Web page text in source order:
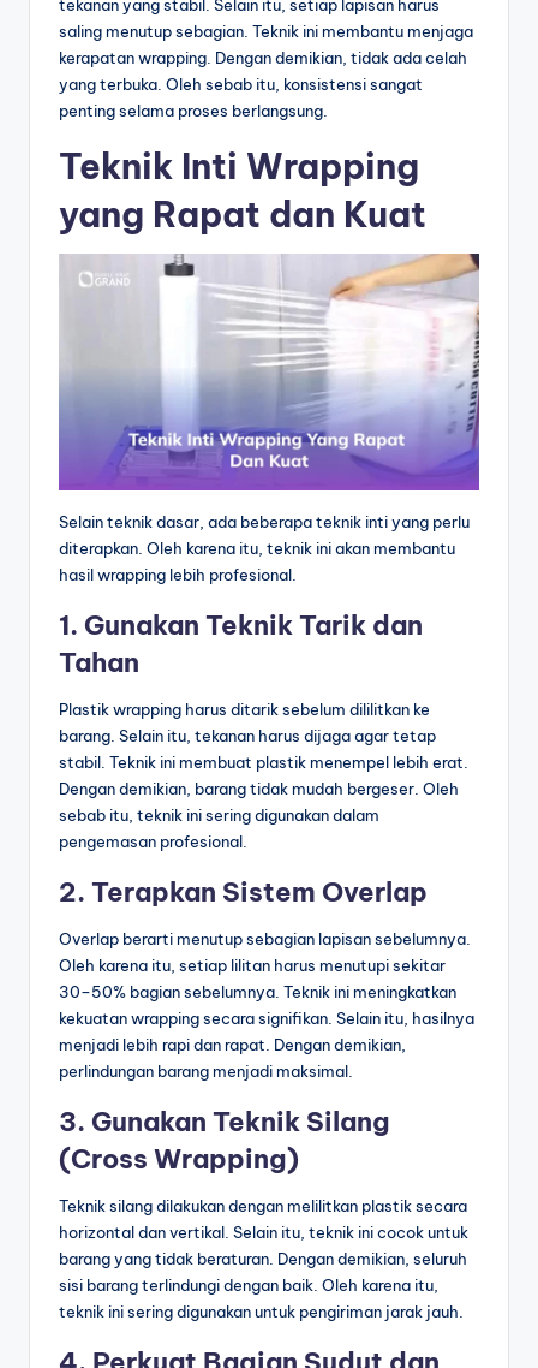
tekanan yang stabil. Selain itu, setiap lapisan harus
saling menutup sebagian. Teknik ini membantu menjaga
kerapatan wrapping. Dengan demikian, tidak ada celah
yang terbuka. Oleh sebab itu, konsistensi sangat
penting selama proses berlangsung.
Teknik Inti Wrapping
yang Rapat dan Kuat
Selain teknik dasar, ada beberapa teknik inti yang perlu
diterapkan. Oleh karena itu, teknik ini akan membantu
hasil wrapping lebih profesional.
1. Gunakan Teknik Tarik dan
Tahan
Plastik wrapping harus ditarik sebelum dililitkan ke
barang. Selain itu, tekanan harus dijaga agar tetap
stabil. Teknik ini membuat plastik menempel lebih erat.
Dengan demikian, barang tidak mudah bergeser. Oleh
sebab itu, teknik ini sering digunakan dalam
pengemasan profesional.
2. Terapkan Sistem Overlap
Overlap berarti menutup sebagian lapisan sebelumnya.
Oleh karena itu, setiap lilitan harus menutupi sekitar
30–50% bagian sebelumnya. Teknik ini meningkatkan
kekuatan wrapping secara signifikan. Selain itu, hasilnya
menjadi lebih rapi dan rapat. Dengan demikian,
perlindungan barang menjadi maksimal.
3. Gunakan Teknik Silang
(Cross Wrapping)
Teknik silang dilakukan dengan melilitkan plastik secara
horizontal dan vertikal. Selain itu, teknik ini cocok untuk
barang yang tidak beraturan. Dengan demikian, seluruh
sisi barang terlindungi dengan baik. Oleh karena itu,
teknik ini sering digunakan untuk pengiriman jarak jauh.